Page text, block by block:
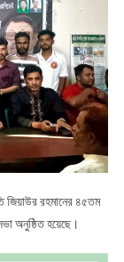
জিয়াউর রহমানের ৪৫তম
অনুষ্ঠিত হয়েছে।